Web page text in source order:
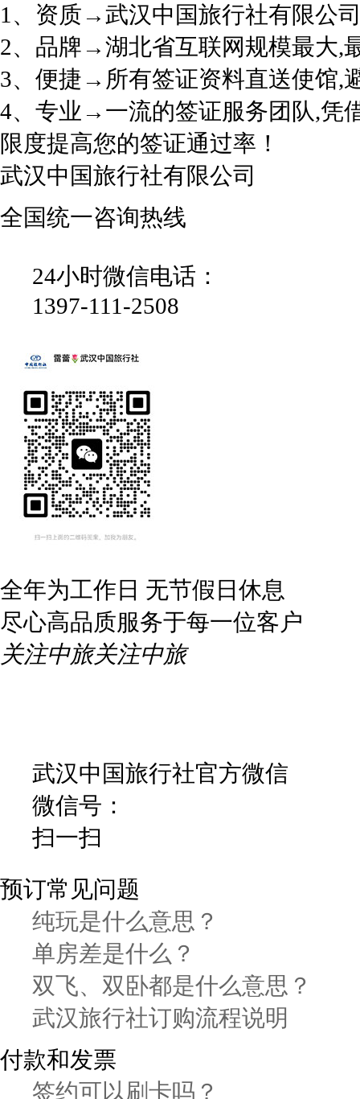
1、资质→武汉中国旅行社有限公
2、品牌→湖北省互联网规模最大,
3、便捷→所有签证资料直送使馆,
4、专业→一流的签证服务团队,凭
限度提高您的签证通过率！
武汉中国旅行社有限公司
全国统一咨询热线
24小时微信电话：
1397-111-2508
全年为工作日 无节假日休息
尽心高品质服务于每一位客户
关注中旅关注中旅
武汉中国旅行社官方微信
微信号：
扫一扫
预订常见问题
纯玩是什么意思？
单房差是什么？
双飞、双卧都是什么意思？
武汉旅行社订购流程说明
付款和发票
签约可以刷卡吗？